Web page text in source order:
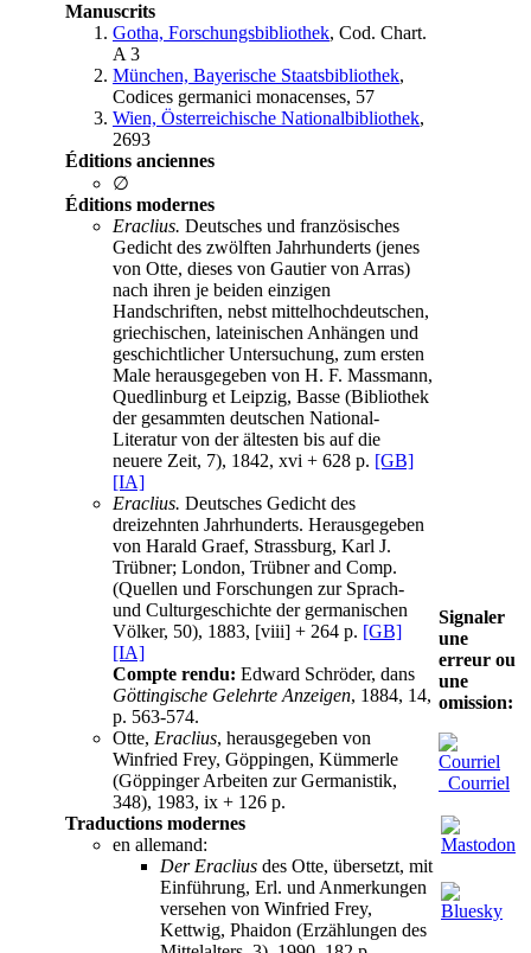
Manuscrits
Gotha, Forschungsbibliothek, Cod. Chart.
A 3
München, Bayerische Staatsbibliothek,
Codices germanici monacenses, 57
Wien, Österreichische Nationalbibliothek,
2693
Éditions anciennes
∅
Éditions modernes
Eraclius. Deutsches und französisches
Gedicht des zwölften Jahrhunderts (jenes
von Otte, dieses von Gautier von Arras)
nach ihren je beiden einzigen
Handschriften, nebst mittelhochdeutschen,
griechischen, lateinischen Anhängen und
geschichtlicher Untersuchung, zum ersten
Male herausgegeben von H. F. Massmann,
Quedlinburg et Leipzig, Basse (Bibliothek
der gesammten deutschen National-
Literatur von der ältesten bis auf die
neuere Zeit, 7), 1842, xvi + 628 p. [GB]
[IA]
Eraclius. Deutsches Gedicht des
dreizehnten Jahrhunderts. Herausgegeben
von Harald Graef, Strassburg, Karl J.
Trübner; London, Trübner and Comp.
(Quellen und Forschungen zur Sprach-
und Culturgeschichte der germanischen
Völker, 50), 1883, [viii] + 264 p. [GB]
[IA]
Compte rendu: Edward Schröder, dans
Göttingische Gelehrte Anzeigen, 1884, 14,
p. 563-574.
Otte, Eraclius, herausgegeben von
Winfried Frey, Göppingen, Kümmerle
(Göppinger Arbeiten zur Germanistik,
348), 1983, ix + 126 p.
Traductions modernes
en allemand:
Der Eraclius des Otte, übersetzt, mit
Einführung, Erl. und Anmerkungen
versehen von Winfried Frey,
Kettwig, Phaidon (Erzählungen des
Signaler
une
erreur ou
une
omission:
Courriel